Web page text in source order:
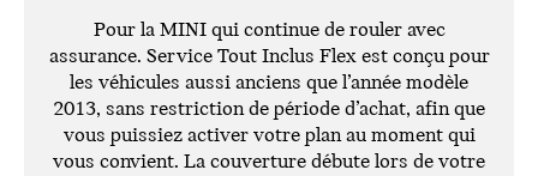
Pour la MINI qui continue de rouler avec
assurance. Service Tout Inclus Flex est conçu pour
les véhicules aussi anciens que l’année modèle
2013, sans restriction de période d’achat, afin que
vous puissiez activer votre plan au moment qui
vous convient. La couverture débute lors de votre